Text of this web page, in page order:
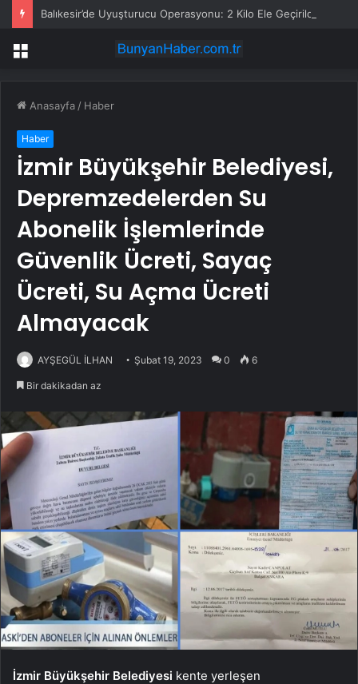
Balıkesir’de Uyuşturucu Operasyonu: 2 Kilo Ele Geçirildi
Menü
Anasayfa / Haber
Haber
İzmir Büyükşehir Belediyesi,
Depremzedelerden Su
Abonelik İşlemlerinde
Güvenlik Ücreti, Sayaç
Ücreti, Su Açma Ücreti
Almayacak
AYŞEGÜL İLHAN Şubat 19, 2023 0 6
Bir dakikadan az
İzmir Büyükşehir Belediyesi kente yerleşen